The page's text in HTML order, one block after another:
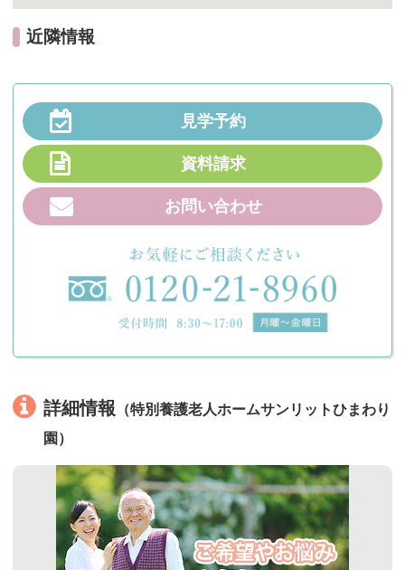
近隣情報
見学予約
資料請求
お問い合わせ
詳細情報 （特別養護老人ホームサンリットひまわり
園）